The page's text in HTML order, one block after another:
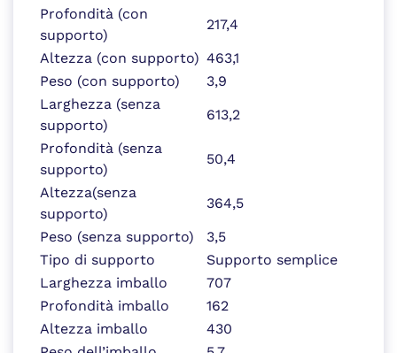
Profondità (con
supporto)
217,4
Altezza (con supporto) 463,1
Peso (con supporto)
3,9
Larghezza (senza
supporto)
613,2
Profondità (senza
supporto)
50,4
Altezza(senza
supporto)
364,5
Peso (senza supporto)
3,5
Tipo di supporto
Supporto semplice
Larghezza imballo
707
Profondità imballo
162
Altezza imballo
430